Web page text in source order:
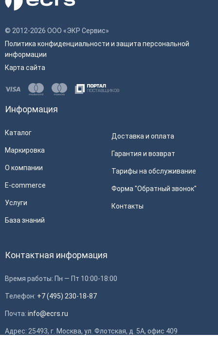
© 2012-2026 ООО «ЭКР Сервис»
Политика конфиденциальности и защита персональной
информации
Карта сайта
Информация
Каталог
Маркировка
О компании
E-commerce
Услуги
База знаний
Доставка и оплата
Гарантия и возврат
Тарифы на обслуживание
Форма "Обратный звонок"
Контакты
Контактная информация
Время работы: Пн — Пт 10:00-18:00
Телефон: +7 (495) 230-18-87
Почта: info@ecrs.ru
Адрес: 25493, г. Москва, ул. Флотская, д. 5А, офис 409